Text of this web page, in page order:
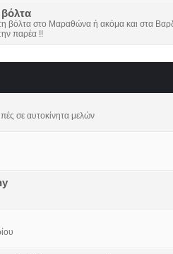
βόλτα
τη βόλτα στο Μαραθώνα ή ακόμα και στα
παρέα !!
σε αυτοκίνητα μελών